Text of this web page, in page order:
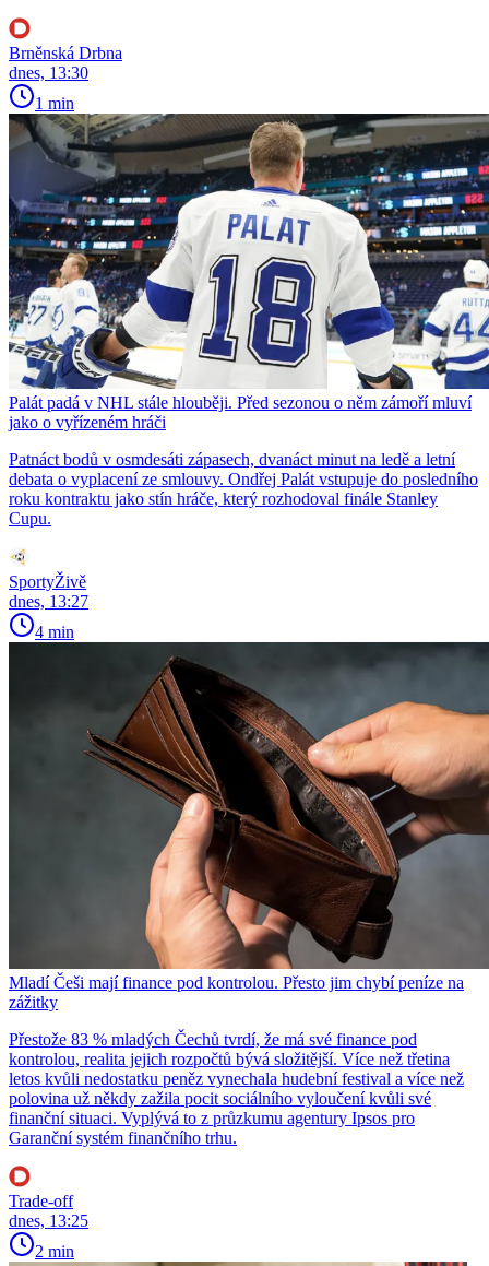
Brněnská Drbna
dnes, 13:30
1 min
Palát padá v NHL stále hlouběji. Před sezonou o něm zámoří mluví
jako o vyřízeném hráči
Patnáct bodů v osmdesáti zápasech, dvanáct minut na ledě a letní
debata o vyplacení ze smlouvy. Ondřej Palát vstupuje do posledního
roku kontraktu jako stín hráče, který rozhodoval finále Stanley
Cupu.
SportyŽivě
dnes, 13:27
4 min
Mladí Češi mají finance pod kontrolou. Přesto jim chybí peníze na
zážitky
Přestože 83 % mladých Čechů tvrdí, že má své finance pod
kontrolou, realita jejich rozpočtů bývá složitější. Více než třetina
letos kvůli nedostatku peněz vynechala hudební festival a více než
polovina už někdy zažila pocit sociálního vyloučení kvůli své
finanční situaci. Vyplývá to z průzkumu agentury Ipsos pro
Garanční systém finančního trhu.
Trade-off
dnes, 13:25
2 min